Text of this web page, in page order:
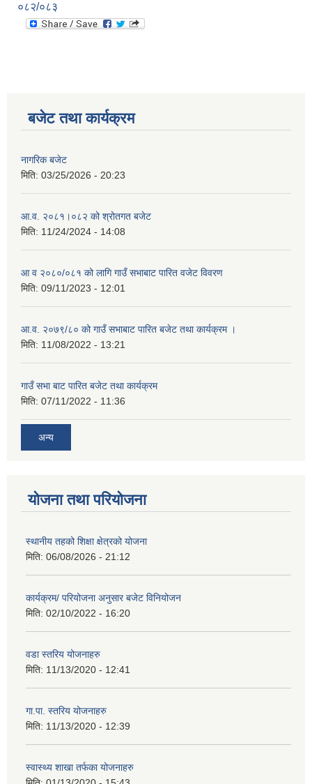
०८२/०८३
बजेट तथा कार्यक्रम
नागरिक बजेट
मिति: 03/25/2026 - 20:23
आ.व. २०८१।०८२ को श्रोतगत बजेट
मिति: 11/24/2024 - 14:08
आ व २०८०/०८१ को लागि गाउँ सभाबाट पारित वजेट विवरण
मिति: 09/11/2023 - 12:01
आ.व. २०७९/८० को गाउँ सभाबाट पारित बजेट तथा कार्यक्रम ।
मिति: 11/08/2022 - 13:21
गाउँ सभा बाट पारित बजेट तथा कार्यक्रम
मिति: 07/11/2022 - 11:36
अन्य
योजना तथा परियोजना
स्थानीय तहको शिक्षा क्षेत्रको योजना
मिति: 06/08/2026 - 21:12
कार्यक्रम/ परियोजना अनुसार बजेट विनियोजन
मिति: 02/10/2022 - 16:20
वडा स्तरिय योजनाहरु
मिति: 11/13/2020 - 12:41
गा.पा. स्तरिय योजनाहरु
मिति: 11/13/2020 - 12:39
स्वास्थ्य शाखा तर्फका योजनाहरु